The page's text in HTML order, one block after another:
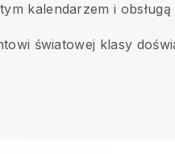
kalendarzem i
światowej klasy